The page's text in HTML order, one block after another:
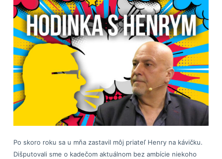
Po skoro roku sa u mňa zastavil môj priateľ Henry na kávičku.
Dišputovali sme o kadečom aktuálnom bez ambície niekoho